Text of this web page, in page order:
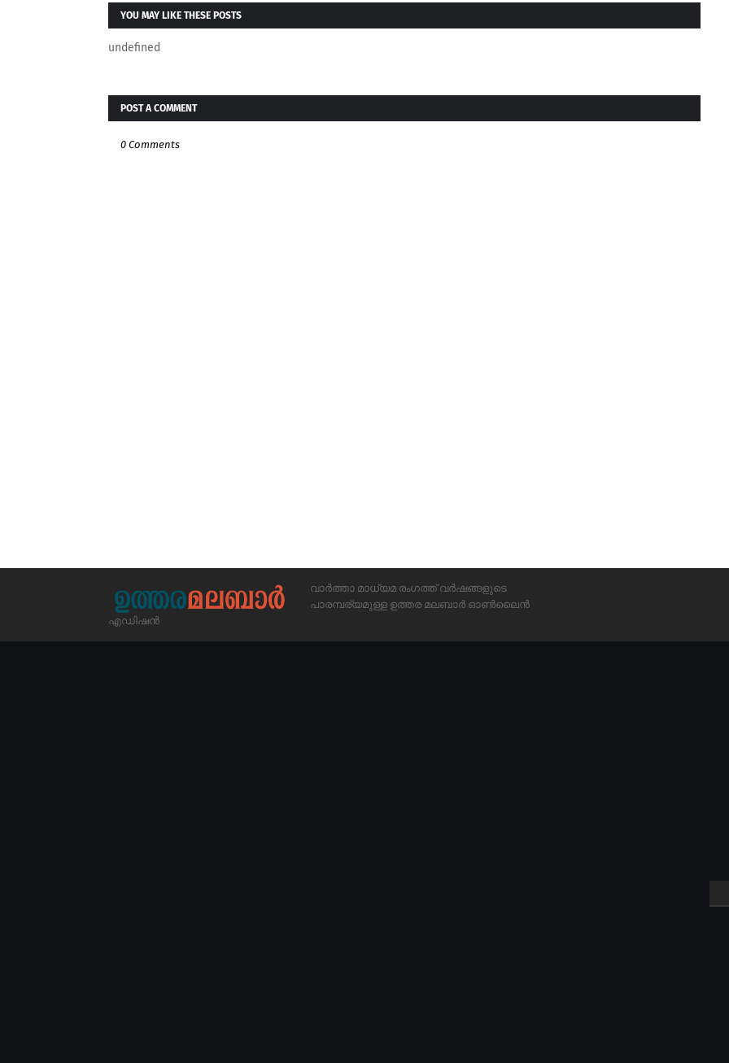
YOU MAY LIKE THESE POSTS
undefined
POST A COMMENT
0 Comments
വാർത്താ മാധ്യമ രംഗത്ത് വർഷങ്ങളുടെ
പാരമ്പര്യമുള്ള ഉത്തര മലബാർ ഓൺലൈൻ
എഡിഷൻ